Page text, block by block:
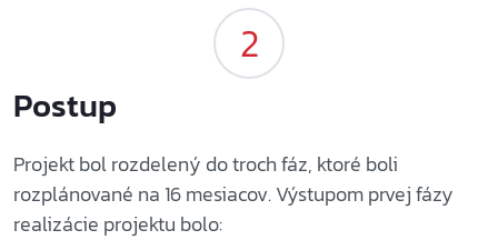
Postup
Projekt bol rozdelený do troch fáz, ktoré boli
rozplánované na 16 mesiacov. Výstupom prvej fázy
realizácie projektu bolo: